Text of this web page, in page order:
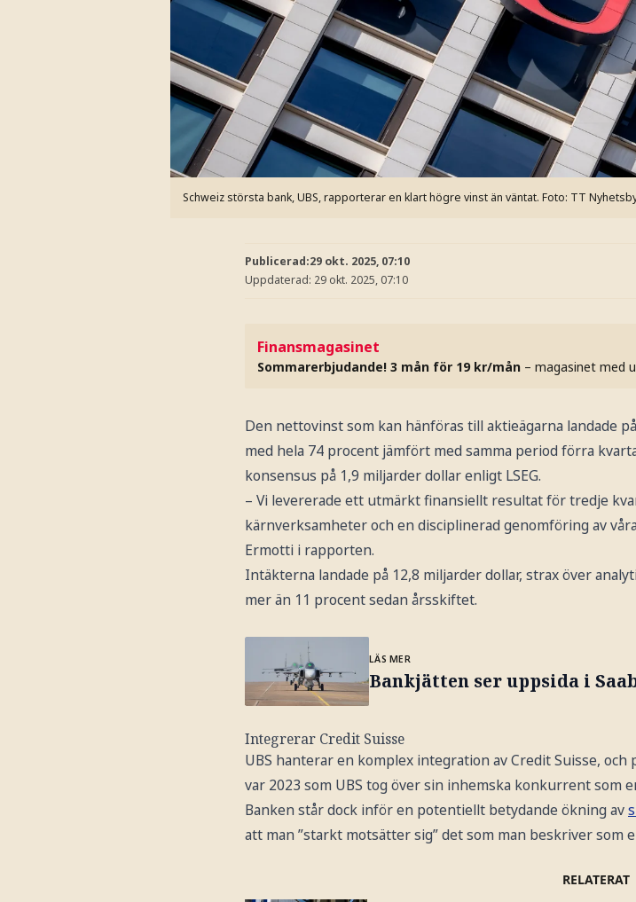
Schweiz största bank, UBS, rapporterar en klart högre vinst än väntat. Foto: TT
Publicerad:29 okt. 2025, 07:10
Uppdaterad: 29 okt. 2025, 07:10
Finansmagasinet
Sommarerbjudande! 3 mån för 19 kr/mån – magasinet med
Den nettovinst som kan hänföras till aktieägarna landade
med hela 74 procent jämfört med samma period förra
konsensus på 1,9 miljarder dollar enligt LSEG.
– Vi levererade ett utmärkt finansiellt resultat för tredje
kärnverksamheter och en disciplinerad genomföring av
Ermotti i rapporten.
Intäkterna landade på 12,8 miljarder dollar, strax över
mer än 11 procent sedan årsskiftet.
LÄS MER
Bankjätten ser uppsida i
Integrerar Credit Suisse
UBS hanterar en komplex integration av Credit Suisse,
var 2023 som UBS tog över sin inhemska konkurrent som
Banken står dock inför en potentiellt betydande ökning av
att man ”starkt motsätter sig” det som man beskriver som
RELATERAT